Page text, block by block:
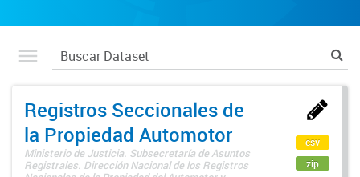
Registros Seccionales de
la Propiedad Automotor
Ministerio de Justicia. Subsecretaría de Asuntos
Registrales. Dirección Nacional de los Registros
csv
zip